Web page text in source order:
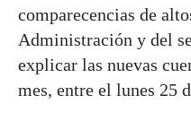
comparecencias de
Administración y del
explicar las nuevas
mes, entre el lunes 25